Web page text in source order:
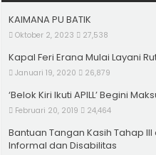
KAIMANA PU BATIK
Oktober 2, 2023 27,538
Kapal Feri Erana Mulai Layani
Januari 19, 2020 26,879
‘Belok Kiri Ikuti APILL’ Begini
Februari 20, 2019 24,464
Bantuan Tangan Kasih Tahap
Informal dan Disabilitas